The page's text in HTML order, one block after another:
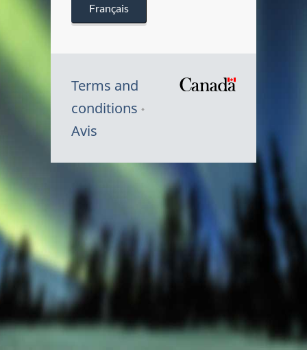
Français
Terms and
conditions
Avis
Canada